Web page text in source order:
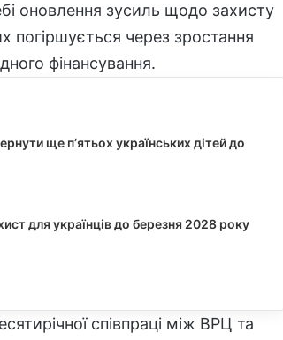
оновлення зусиль щодо захисту
погіршується через зростання
фінансування.
ще п’ятьох українських дітей до
для українців до березня 2028 року
співпраці між ВРЦ та